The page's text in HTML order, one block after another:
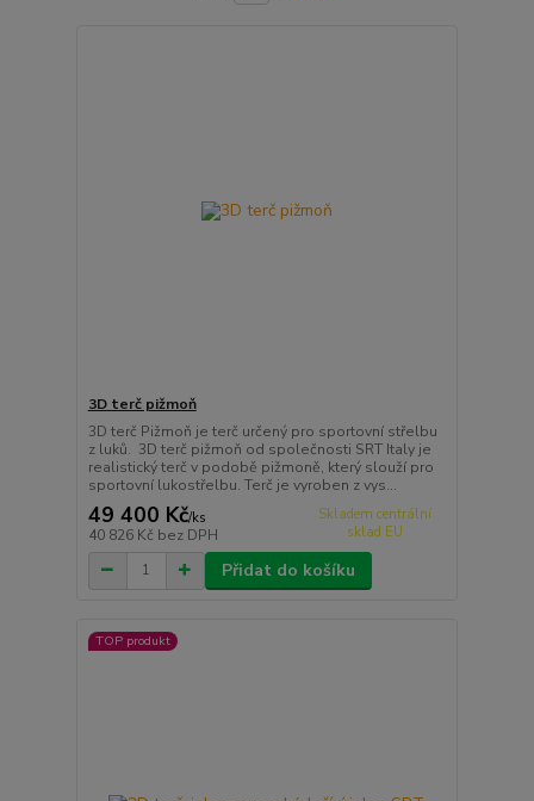
3D terč pižmoň
3D terč Pižmoň je terč určený pro sportovní střelbu
z luků. 3D terč pižmoň od společnosti SRT Italy je
realistický terč v podobě pižmoně, který slouží pro
sportovní lukostřelbu. Terč je vyroben z vys...
49 400 Kč/ks
40 826 Kč bez DPH
Skladem centrální
sklad EU
Přidat do košíku
TOP produkt